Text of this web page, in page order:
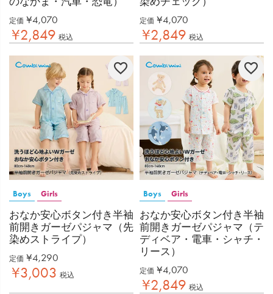
定価 ¥4,070
¥2,849 税込
定価 ¥4,070
¥2,849 税込
Boys Girls
おなか安心ボタン付き半袖
前開きガーゼパジャマ（先
染めストライプ）
定価 ¥4,290
¥3,003 税込
Boys Girls
おなか安心ボタン付き半袖
前開きガーゼパジャマ（テ
ディベア・電車・シャチ・
リース）
定価 ¥4,070
¥2,849 税込